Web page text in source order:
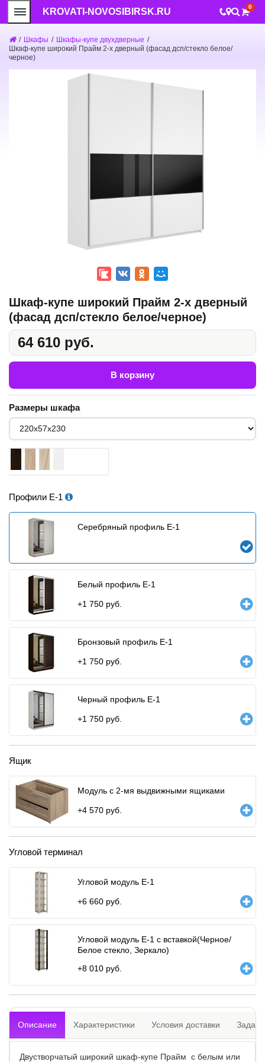
KROVATI-NOVOSIBIRSK.RU 0
/ Шкафы / Шкафы-купе двухдверные /
Шкаф-купе широкий Прайм 2-х дверный (фасад дсп/стекло белое/
черное)
Шкаф-купе широкий Прайм 2-х дверный
(фасад дсп/стекло белое/черное)
64 610 руб.
В корзину
Размеры шкафа
Профили Е-1
Серебряный профиль E-1
Белый профиль E-1
+1 750 руб.
Бронзовый профиль E-1
+1 750 руб.
Черный профиль E-1
+1 750 руб.
Ящик
Модуль с 2-мя выдвижными ящиками
+4 570 руб.
Угловой терминал
Угловой модуль Е-1
+6 660 руб.
Угловой модуль Е-1 с вставкой(Черное/
Белое стекло, Зеркало)
+8 010 руб.
Описание Характеристики Условия доставки
Двустворчатый широкий шкаф-купе Прайм с белым или